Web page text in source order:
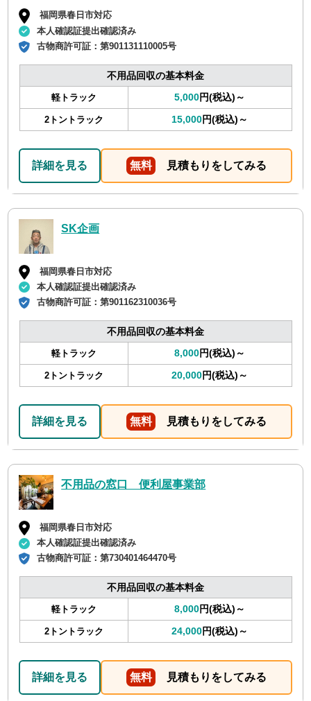
福岡県春日市対応
本人確認証提出確認済み
古物商許可証：第901131110005号
不用品回収の基本料金
軽トラック 5,000円(税込)～
2トントラック 15,000円(税込)～
詳細を見る 無料 見積もりをしてみる
SK企画
福岡県春日市対応
本人確認証提出確認済み
古物商許可証：第901162310036号
不用品回収の基本料金
軽トラック 8,000円(税込)～
2トントラック 20,000円(税込)～
詳細を見る 無料 見積もりをしてみる
不用品の窓口 便利屋事業部
福岡県春日市対応
本人確認証提出確認済み
古物商許可証：第730401464470号
不用品回収の基本料金
軽トラック 8,000円(税込)～
2トントラック 24,000円(税込)～
詳細を見る 無料 見積もりをしてみる